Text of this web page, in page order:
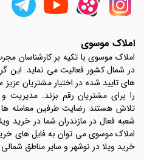
املاک موسوی
املاک موسوی با تکیه بر کارشناسان
در شمال کشور فعالیت می نماید. این
های تایید شده در اختیار مشتریان
را برای مشتریان رقم بزند. مدیریت
شعبه فعال در مازندران شما در خرید
املاک موسوی می توان به فایل های
خرید ویلا در نوشهر و سایر مناطق